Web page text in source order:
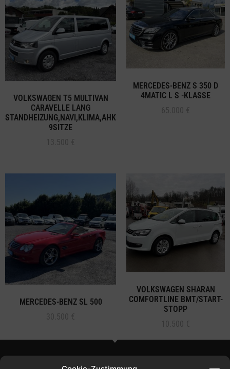
VOLKSWAGEN T5 MULTIVAN
CARAVELLE LANG
STANDHEIZUNG,NAVI,KLIMA,AHK
9SITZE
MERCEDES-BENZ S 350 D
4MATIC L S -KLASSE
MERCEDES-BENZ SL 500
VOLKSWAGEN SHARAN
COMFORTLINE BMT/START-
STOPP